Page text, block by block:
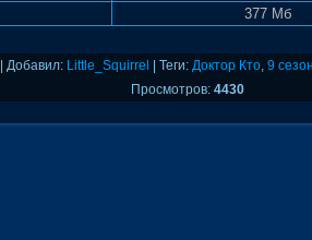
377 Мб
Добавил: Little_Squirrel Теги: Доктор Кто, 9
Просмотров: 4430